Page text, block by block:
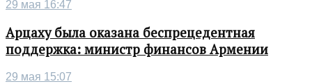
29 мая 16:47
Арцаху была оказана беспрецедентная
поддержка: министр финансов Армении
29 мая 15:07